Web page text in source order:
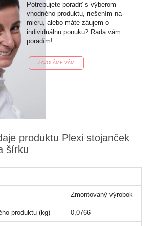
Potrebujete poradiť s výberom
vhodného produktu, riešením na
mieru, alebo máte záujem o
individuálnu ponuku? Rada vám
poradím!
ZAVOLÁME VÁM
produktu Plexi stojanček
šírku
Zmontovaný výrobok
produktu (kg) 0,0766